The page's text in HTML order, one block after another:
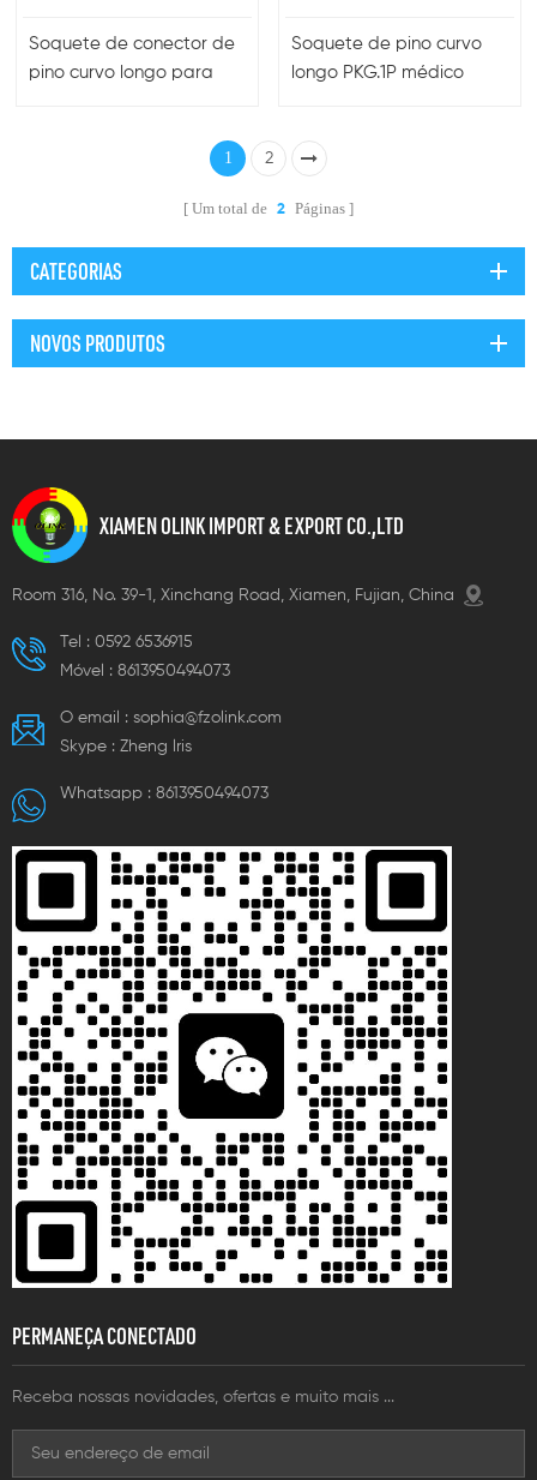
Soquete de conector de
pino curvo longo para
Soquete de pino curvo
longo PKG.1P médico
1
2
Um total de 2 Páginas
CATEGORIAS
NOVOS PRODUTOS
XIAMEN OLINK IMPORT & EXPORT CO.,LTD
Room 316, No. 39-1, Xinchang Road, Xiamen, Fujian, China
Tel : 0592 6536915
Móvel : 8613950494073
O email : sophia@fzolink.com
Skype : Zheng lris
Whatsapp : 8613950494073
PERMANEÇA CONECTADO
Receba nossas novidades, ofertas e muito mais ...